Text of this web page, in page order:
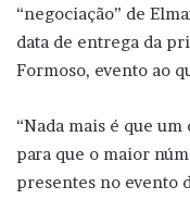
“negociação” de
data de entrega da
Formoso, evento ao
“Nada mais é que
para que o maior
presentes no evento